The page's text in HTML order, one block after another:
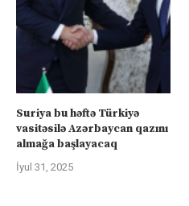
Suriya bu həftə Türkiyə
vasitəsilə Azərbaycan qazını
almağa başlayacaq
İyul 31, 2025